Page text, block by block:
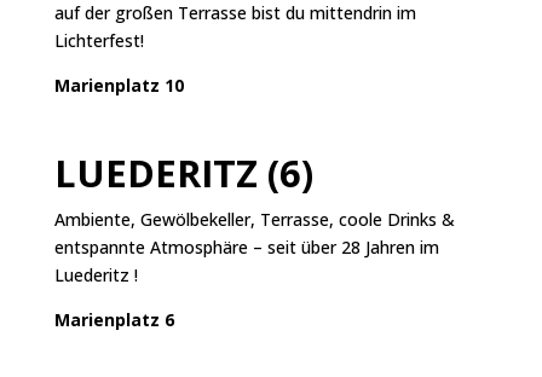
auf der großen Terrasse bist du mittendrin im
Lichterfest!
Marienplatz 10
LUEDERITZ (6)
Ambiente, Gewölbekeller, Terrasse, coole Drinks &
entspannte Atmosphäre – seit über 28 Jahren im
Luederitz !
Marienplatz 6